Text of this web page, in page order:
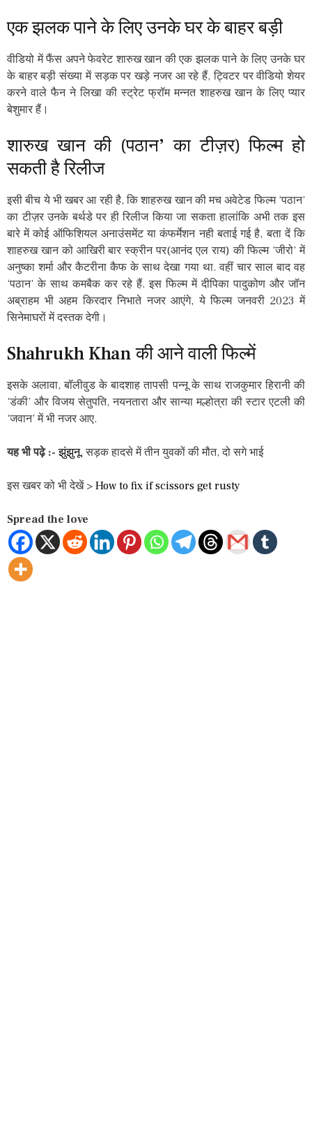
एक झलक पाने के लिए उनके घर के बाहर बड़ी
वीडियो में फैंस अपने फेवरेट शारुख खान की एक झलक पाने के लिए उनके घर
के बाहर बड़ी संख्या में सड़क पर खड़े नजर आ रहे हैं, ट्विटर पर वीडियो शेयर
करने वाले फैन ने लिखा की स्ट्रेट फ्रॉम मन्नत शाहरुख खान के लिए प्यार
बेशुमार हैं।
शारुख खान की (पठान’ का टीज़र) फिल्म हो
सकती है रिलीज
इसी बीच ये भी खबर आ रही है, कि शाहरुख खान की मच अवेटेड फिल्म ‘पठान’
का टीज़र उनके बर्थडे पर ही रिलीज किया जा सकता हालांकि अभी तक इस
बारे में कोई ऑफिशियल अनाउंसमेंट या कंफर्मेशन नही बताई गई है, बता दें कि
शाहरुख खान को आखिरी बार स्क्रीन पर(आनंद एल राय) की फिल्म ‘जीरो’ में
अनुष्का शर्मा और कैटरीना कैफ के साथ देखा गया था. वहीं चार साल बाद वह
‘पठान’ के साथ कमबैक कर रहे हैं. इस फिल्म में दीपिका पादुकोण और जॉन
अब्राहम भी अहम किरदार निभाते नजर आएंगे, ये फिल्म जनवरी 2023 में
सिनेमाघरों में दस्तक देगी।
Shahrukh Khan की आने वाली फिल्में
इसके अलावा, बॉलीवुड के बादशाह तापसी पन्नू के साथ राजकुमार हिरानी की
‘डंकी’ और विजय सेतुपति, नयनतारा और सान्या मल्होत्रा ​​की स्टार एटली की
‘जवान’ में भी नजर आए.
यह भी पढ़े :- झुंझुनू, सड़क हादसे में तीन युवकों की मौत, दो सगे भाई
इस खबर को भी देखें > How to fix if scissors get rusty
Spread the love